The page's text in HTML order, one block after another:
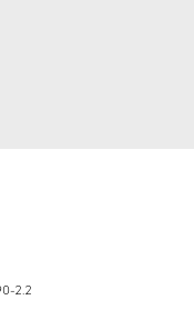
2.2